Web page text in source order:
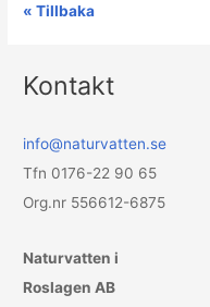
«Tillbaka
Kontakt
info@naturvatten.se
Tfn 0176-22 90 65
Org.nr 556612-6875
Naturvatten i
Roslagen AB